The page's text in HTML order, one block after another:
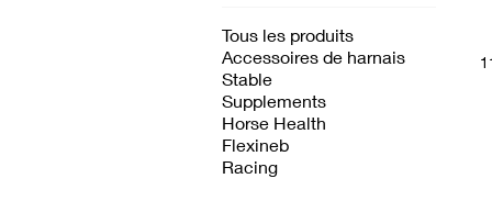
Tous les produits
Accessoires de harnais
Stable
Supplements
Horse Health
Flexineb
Racing